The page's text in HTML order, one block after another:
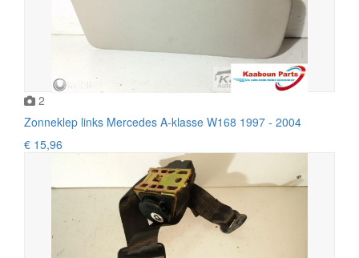
2
Zonneklep links Mercedes A-klasse W168 1997 - 2004
€ 15,96